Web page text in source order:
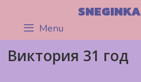
content
SNEGINKA
Menu
Виктория 31 год